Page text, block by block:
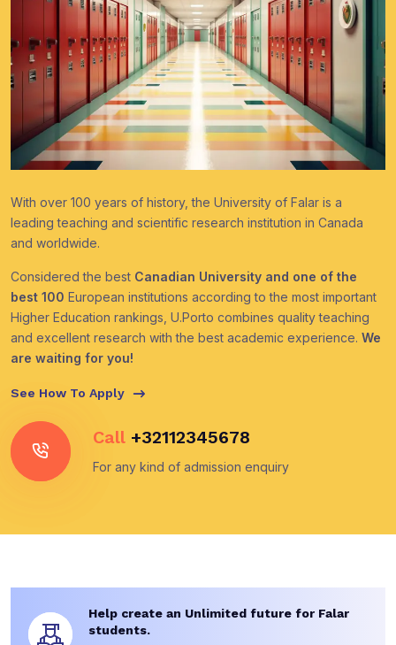
With over 100 years of history, the University of Falar is a
leading teaching and scientific research institution in Canada
and worldwide.
Considered the best Canadian University and one of the
best 100 European institutions according to the most important
Higher Education rankings, U.Porto combines quality teaching
and excellent research with the best academic experience. We
are waiting for you!
See How To Apply
Call +32112345678
For any kind of admission enquiry
Help create an Unlimited future for Falar
students.